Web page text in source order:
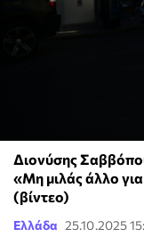
Διονύσης
«Μη μιλάς άλλο
(βίντεο)
Ελλάδα 25.10.2025